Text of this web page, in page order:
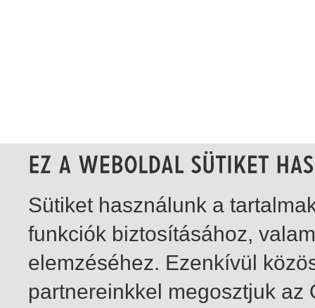
Sütiket használunk a
funkciók biztosításához,
elemzéséhez. Ezenkívül
partnereinkkel megosztjuk